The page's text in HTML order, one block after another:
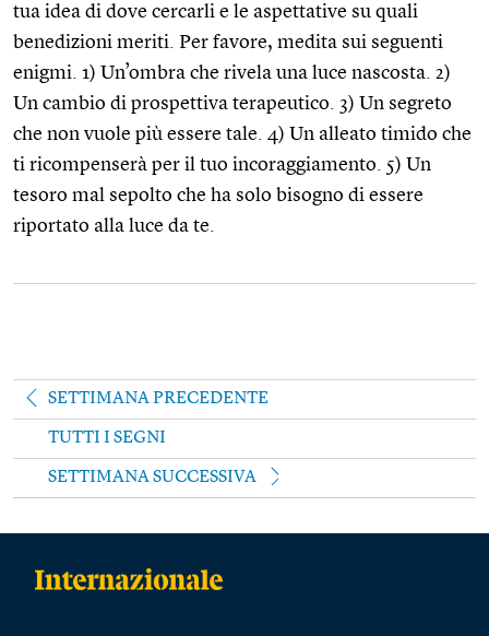
tua idea di dove cercarli e le aspettative su quali
benedizioni meriti. Per favore, medita sui seguenti
enigmi. 1) Un’ombra che rivela una luce nascosta. 2)
Un cambio di prospettiva terapeutico. 3) Un segreto
che non vuole più essere tale. 4) Un alleato timido che
ti ricompenserà per il tuo incoraggiamento. 5) Un
tesoro mal sepolto che ha solo bisogno di essere
riportato alla luce da te.
SETTIMANA PRECEDENTE
TUTTI I SEGNI
SETTIMANA SUCCESSIVA